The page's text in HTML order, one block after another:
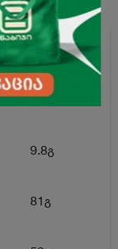
420კკალ
9.8გ
9.8გ
81გ